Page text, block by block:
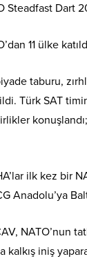
Steadfast Dart
11 ülke
taburu,
Türk SAT
ilk kez bir
Anadolu’ya
NATO’nun
kalkış iniş